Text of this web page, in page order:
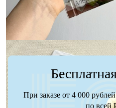
При заказе от 4 000
по всей